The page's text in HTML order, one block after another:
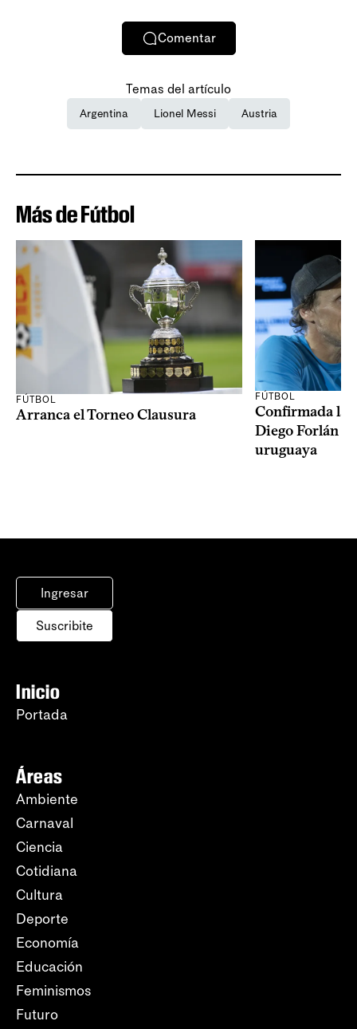
Comentar
Temas del artículo
Argentina Lionel Messi Austria
Más de Fútbol
FÚTBOL
Arranca el Torneo Clausura
FÚTBOL
Confirmada la
Diego Forlán
uruguaya
Ingresar
Suscribite
Inicio
Portada
Áreas
Ambiente
Carnaval
Ciencia
Cotidiana
Cultura
Deporte
Economía
Educación
Feminismos
Futuro